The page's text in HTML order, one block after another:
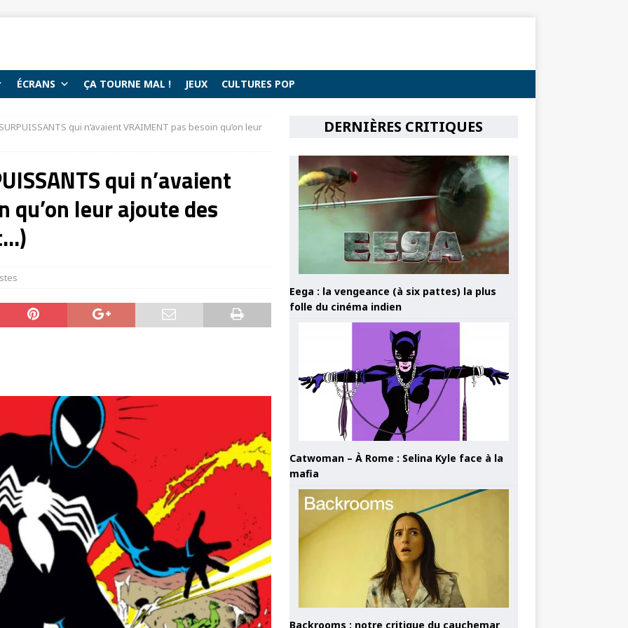
ÉCRANS ÇA TOURNE MAL ! JEUX CULTURES POP
qui n’avaient VRAIMENT pas besoin qu’on leur
qui n’avaient
qu’on leur ajoute des
DERNIÈRES CRITIQUES
Eega : la vengeance (à six pattes) la plus
folle du cinéma indien
Catwoman – À Rome : Selina Kyle face à la
mafia
Backrooms : notre critique du cauchemar